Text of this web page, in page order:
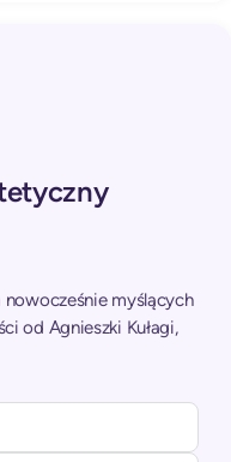
myślących
od Agnieszki Kułagi,